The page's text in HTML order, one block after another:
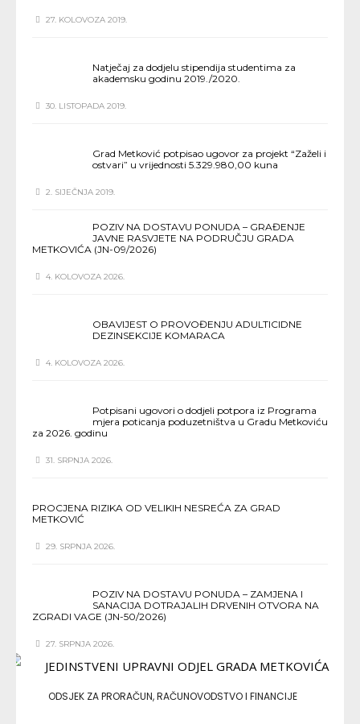
27. KOLOVOZA 2019.
Natječaj za dodjelu stipendija studentima za
akademsku godinu 2019./2020.
30. LISTOPADA 2019.
Grad Metković potpisao ugovor za projekt “Zaželi i
ostvari” u vrijednosti 5.329.980,00 kuna
2. SIJEČNJA 2019.
POZIV NA DOSTAVU PONUDA – GRAĐENJE
JAVNE RASVJETE NA PODRUČJU GRADA
METKOVIĆA (JN-09/2026)
4. KOLOVOZA 2026.
OBAVIJEST O PROVOĐENJU ADULTICIDNE
DEZINSEKCIJE KOMARACA
4. KOLOVOZA 2026.
Potpisani ugovori o dodjeli potpora iz Programa
mjera poticanja poduzetništva u Gradu Metkoviću
za 2026. godinu
31. SRPNJA 2026.
PROCJENA RIZIKA OD VELIKIH NESREĆA ZA GRAD
METKOVIĆ
29. SRPNJA 2026.
POZIV NA DOSTAVU PONUDA – ZAMJENA I
SANACIJA DOTRAJALIH DRVENIH OTVORA NA
ZGRADI VAGE (JN-50/2026)
27. SRPNJA 2026.
ODSJEK ZA PRORAČUN, RAČUNOVODSTVO I FINANCIJE